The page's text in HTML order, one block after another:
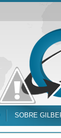
SOBRE